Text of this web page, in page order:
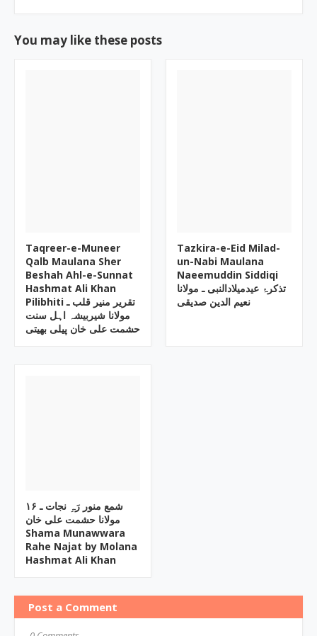
You may like these posts
Taqreer-e-Muneer
Qalb Maulana Sher
Beshah Ahl-e-Sunnat
Hashmat Ali Khan
Pilibhiti تقریر منیر قلب ـ
مولانا شیربیشہ اہل سنت
حشمت علی خان پیلی بھیتی
Tazkira-e-Eid Milad-
un-Nabi Maulana
Naeemuddin Siddiqi
تذکرۂ عیدمیلادالنبی ـ مولانا
نعیم الدین صدیقی
۱۶ شمع منور رَہِ نجات ـ
مولانا حشمت علی خان
Shama Munawwara
Rahe Najat by Molana
Hashmat Ali Khan
Post a Comment